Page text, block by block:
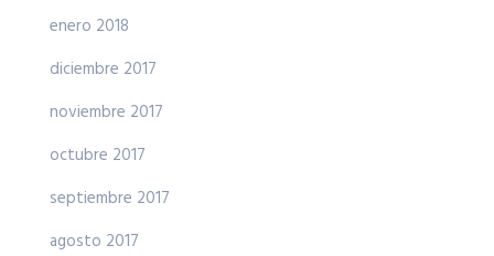
enero 2018
diciembre 2017
noviembre 2017
octubre 2017
septiembre 2017
agosto 2017